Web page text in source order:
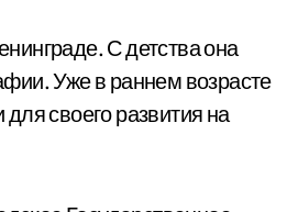
С детства она
Уже в раннем возрасте
своего развития на